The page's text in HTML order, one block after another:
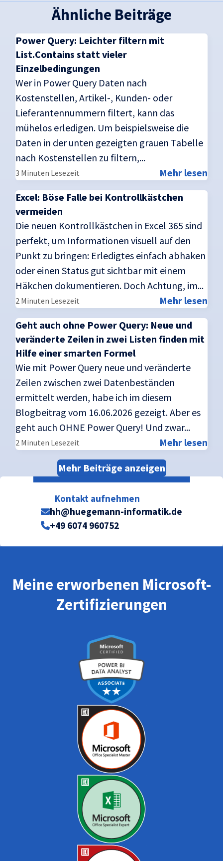
Ähnliche Beiträge
Power Query: Leichter filtern mit
List.Contains statt vieler
Einzelbedingungen
Wer in Power Query Daten nach
Kostenstellen, Artikel-, Kunden- oder
Lieferantennummern filtert, kann das
mühelos erledigen. Um beispielsweise die
Daten in der unten gezeigten grauen Tabelle
nach Kostenstellen zu filtern,...
3 Minuten Lesezeit
Mehr lesen
Excel: Böse Falle bei Kontrollkästchen
vermeiden
Die neuen Kontrollkästchen in Excel 365 sind
perfekt, um Informationen visuell auf den
Punkt zu bringen: Erledigtes einfach abhaken
oder einen Status gut sichtbar mit einem
Häkchen dokumentieren. Doch Achtung, im...
2 Minuten Lesezeit
Mehr lesen
Geht auch ohne Power Query: Neue und
veränderte Zeilen in zwei Listen finden mit
Hilfe einer smarten Formel
Wie mit Power Query neue und veränderte
Zeilen zwischen zwei Datenbeständen
ermittelt werden, habe ich im diesem
Blogbeitrag vom 16.06.2026 gezeigt. Aber es
geht auch OHNE Power Query! Und zwar...
2 Minuten Lesezeit Mehr lesen
Mehr Beiträge anzeigen
Kontakt aufnehmen
hh@huegemann-informatik.de
+49 6074 960752
Meine erworbenen Microsoft-
Zertifizierungen